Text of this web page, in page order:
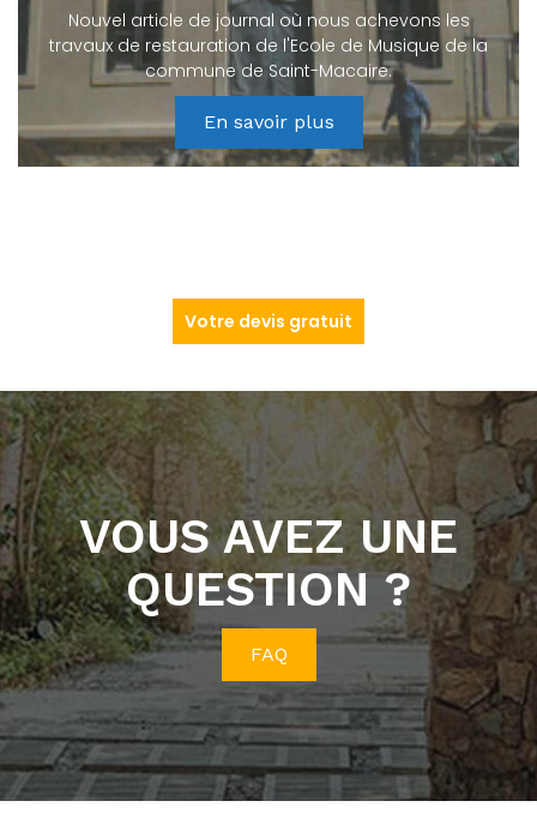
Nouvel article de journal où nous achevons les
travaux de restauration de l'Ecole de Musique de la
commune de Saint-Macaire.
En savoir plus
Votre devis gratuit
VOUS AVEZ UNE
QUESTION ?
FAQ